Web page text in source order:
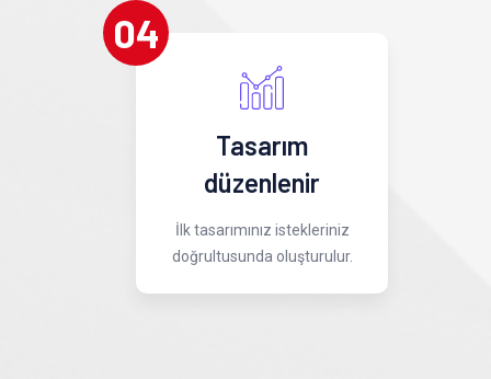
04
Tasarım
düzenlenir
İlk tasarımınız istekleriniz
doğrultusunda oluşturulur.